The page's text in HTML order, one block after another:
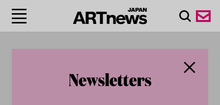
#ニコラス・ヒリアー
ド/Nicholas Hilliard